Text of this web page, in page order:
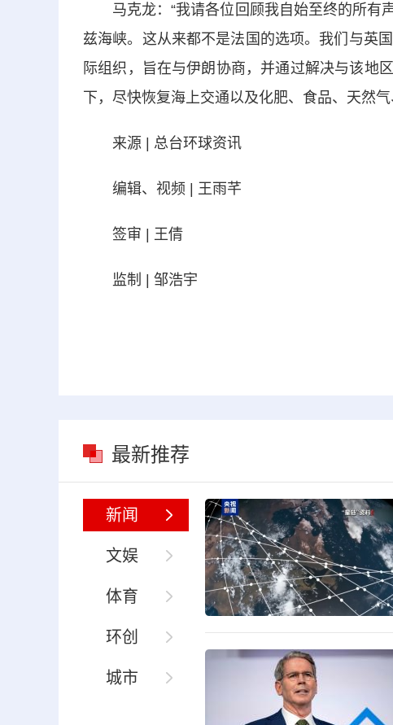
马克龙：“我请各位回顾我自始至终的所有
兹海峡。这从来都不是法国的选项。我们与英
际组织，旨在与伊朗协商，并通过解决与该地
下，尽快恢复海上交通以及化肥、食品、天然
来源 | 总台环球资讯
编辑、视频 | 王雨芊
签审 | 王倩
监制 | 邹浩宇
最新推荐
新闻
文娱
体育
环创
城市